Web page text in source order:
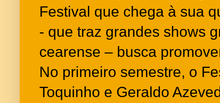
Festival que chega à sua
- que traz grandes shows
cearense – busca
No primeiro semestre, o
Toquinho e Geraldo